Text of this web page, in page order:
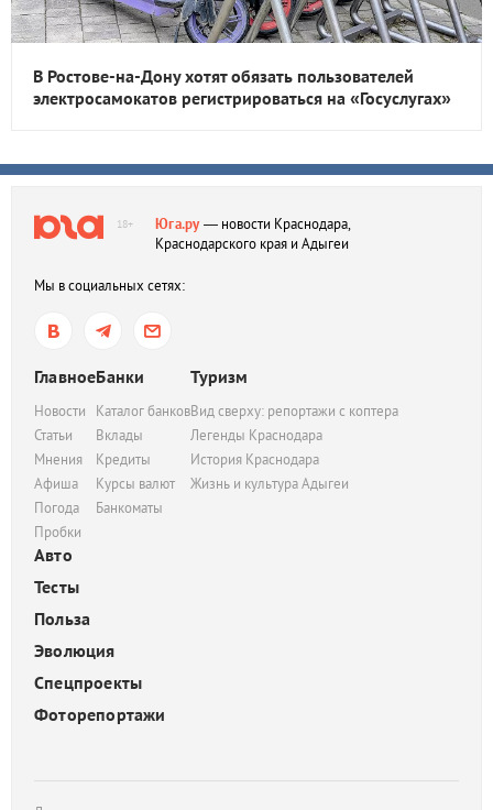
В Ростове-на-Дону хотят обязать пользователей
электросамокатов регистрироваться на «Госуслугах»
18+ Юга.ру— новости Краснодара,
Краснодарского края и Адыгеи
Мы в социальных сетях:
Главное
Новости
Статьи
Мнения
Афиша
Погода
Пробки
Банки
Каталог банков
Вклады
Кредиты
Курсы валют
Банкоматы
Туризм
Вид сверху: репортажи с коптера
Легенды Краснодара
История Краснодара
Жизнь и культура Адыгеи
Авто
Тесты
Польза
Эволюция
Спецпроекты
Фоторепортажи